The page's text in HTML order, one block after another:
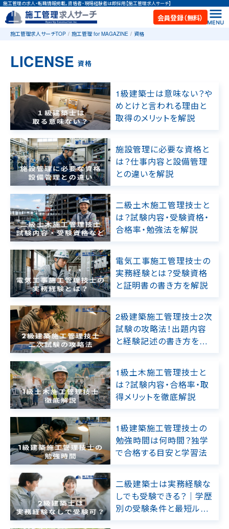
施工管理の求人・転職情報掲載。資格者・現場経験者は即採用【施工管理求人サーチ】
会員登録（無料）
施工管理求人サーチTOP 施工管理 for MAGAZINE 資格
LICENSE 資格
1級建築士は意味ない？や
めとけと言われる理由と
取得のメリットを解説
施設管理に必要な資格と
は？仕事内容と設備管理
との違いを解説
二級土木施工管理技士と
は？試験内容・受験資格・
合格率・勉強法を解説
電気工事施工管理技士の
実務経験とは？受験資格
と証明書の書き方を解説
2級建築施工管理技士2次
試験の攻略法！出題内容
と経験記述の書き方を徹
1級土木施工管理技士と
は？試験内容・合格率・取
得メリットを徹底解説
1級建築施工管理技士の
勉強時間は何時間？独学
で合格する目安と学習法
二級建築士は実務経験な
しでも受験できる？｜学歴
別の受験条件と最短ルー